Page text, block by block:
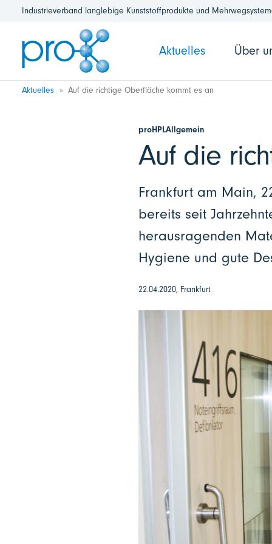
Industrieverband langlebige Kunststoffprodukte und
Aktuelles Über
Aktuelles Auf die richtige Oberfläche kommt es an
proHPLAllgemein
Auf die
Frankfurt am Main,
bereits seit
herausragenden
Hygiene und gute
22.04.2020, Frankfurt